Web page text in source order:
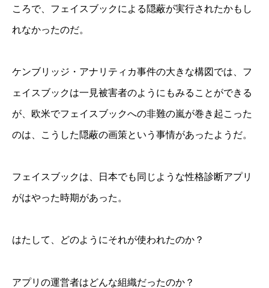
ころで、フェイスブックによる隠蔽が実行されたかもし
れなかったのだ。
ケンブリッジ・アナリティカ事件の大きな構図では、フ
ェイスブックは一見被害者のようにもみることができる
が、欧米でフェイスブックへの非難の嵐が巻き起こった
のは、こうした隠蔽の画策という事情があったようだ。
フェイスブックは、日本でも同じような性格診断アプリ
がはやった時期があった。
はたして、どのようにそれが使われたのか？
アプリの運営者はどんな組織だったのか？